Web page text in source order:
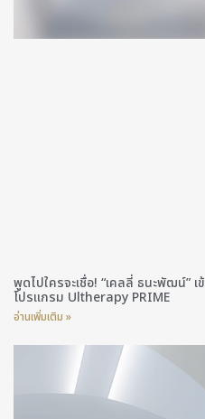
พูดไปใครจะเชื่อ! “เคลลี่ ธนะพัฒน์”
โปรแกรม Ultherapy PRIME
อ่านเพิ่มเติม »